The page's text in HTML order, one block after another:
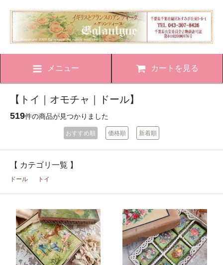
メニュー カートを見る
【トイ｜オモチャ｜ドール】
519件の商品が見つかりました
おすすめ順 価格順 新着順
【 カテゴリ一覧 】
ドール トイ